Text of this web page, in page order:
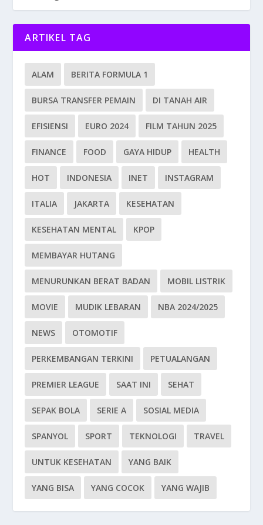
ARTIKEL TAG
ALAM BERITA FORMULA 1
BURSA TRANSFER PEMAIN DI TANAH AIR
EFISIENSI EURO 2024 FILM TAHUN 2025
FINANCE FOOD GAYA HIDUP HEALTH
HOT INDONESIA INET INSTAGRAM
ITALIA JAKARTA KESEHATAN
KESEHATAN MENTAL KPOP
MEMBAYAR HUTANG
MENURUNKAN BERAT BADAN MOBIL LISTRIK
MOVIE MUDIK LEBARAN NBA 2024/2025
NEWS OTOMOTIF
PERKEMBANGAN TERKINI PETUALANGAN
PREMIER LEAGUE SAAT INI SEHAT
SEPAK BOLA SERIE A SOSIAL MEDIA
SPANYOL SPORT TEKNOLOGI TRAVEL
UNTUK KESEHATAN YANG BAIK
YANG BISA YANG COCOK YANG WAJIB